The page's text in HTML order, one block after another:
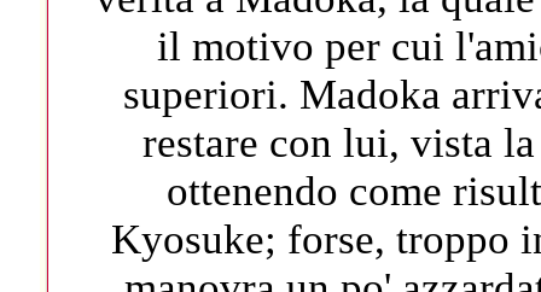
il motivo per cui
superiori. Madoka
restare con lui, vista
ottenendo come
Kyosuke; forse, troppo